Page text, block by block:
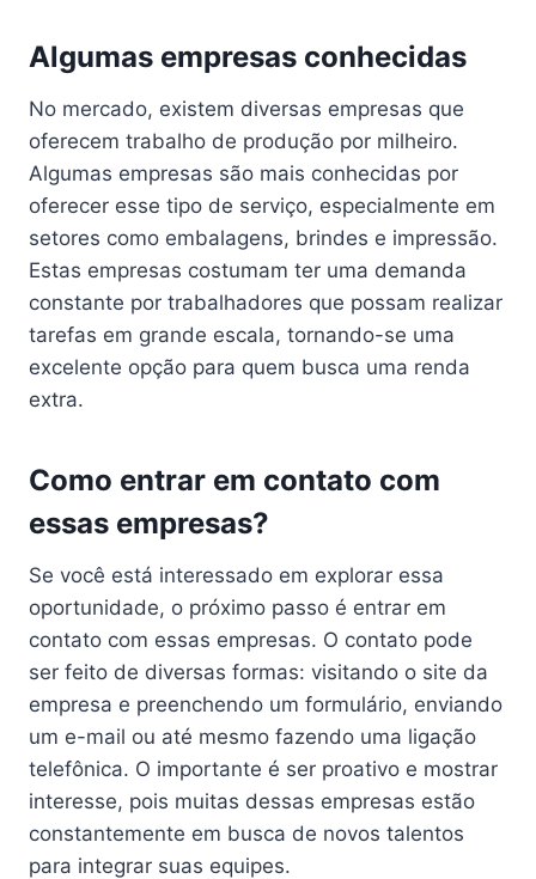
Algumas empresas conhecidas
No mercado, existem diversas empresas que
oferecem trabalho de produção por milheiro.
Algumas empresas são mais conhecidas por
oferecer esse tipo de serviço, especialmente em
setores como embalagens, brindes e impressão.
Estas empresas costumam ter uma demanda
constante por trabalhadores que possam realizar
tarefas em grande escala, tornando-se uma
excelente opção para quem busca uma renda
extra.
Como entrar em contato com
essas empresas?
Se você está interessado em explorar essa
oportunidade, o próximo passo é entrar em
contato com essas empresas. O contato pode
ser feito de diversas formas: visitando o site da
empresa e preenchendo um formulário, enviando
um e-mail ou até mesmo fazendo uma ligação
telefônica. O importante é ser proativo e mostrar
interesse, pois muitas dessas empresas estão
constantemente em busca de novos talentos
para integrar suas equipes.